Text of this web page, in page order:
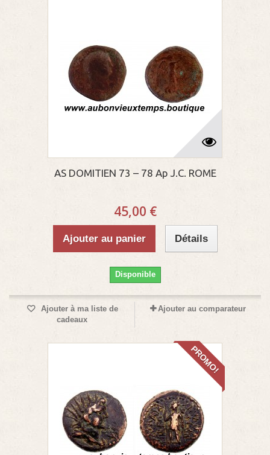
AS DOMITIEN 73 – 78 Ap J.C. ROME
45,00 €
Ajouter au panier Détails
Disponible
Ajouter à ma liste de
cadeaux
Ajouter au comparateur
PROMO!